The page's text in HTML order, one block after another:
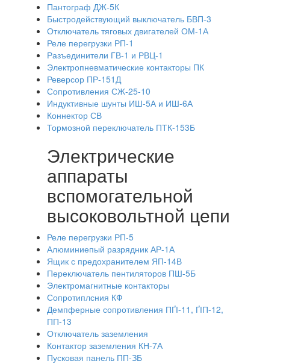
Пантограф ДЖ-5К
Быстродействующий выключатель БВП-3
Отключатель тяговых двигателей ОМ-1А
Реле перегрузки РП-1
Разъединители ГВ-1 и РВЦ-1
Электропневматические контакторы ПК
Реверсор ПР-151Д
Сопротивления СЖ-25-10
Индуктивные шунты ИШ-5А и ИШ-6А
Коннектор СВ
Тормозной переключатель ПТК-153Б
Электрические
аппараты
вспомогательной
высоковольтной цепи
Реле перегрузки РП-5
Алюминиепый разрядник АР-1А
Ящик с предохранителем ЯП-14В
Переключатель пентиляторов ПШ-5Б
Электромагнитные контакторы
Сопротиплсния КФ
Демпферные сопротивления ПҐІ-11, ҐІП-12,
ПП-13
Отключатель заземления
Контактор заземления КН-7А
Пусковая панель ПП-ЗБ